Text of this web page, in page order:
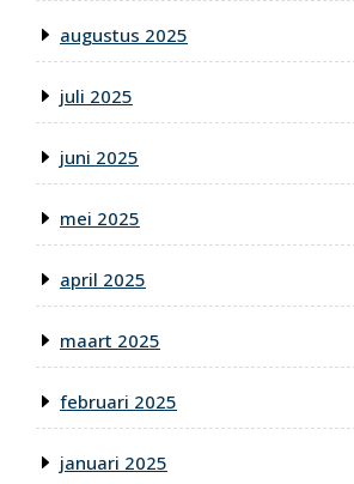
augustus 2025
juli 2025
juni 2025
mei 2025
april 2025
maart 2025
februari 2025
januari 2025